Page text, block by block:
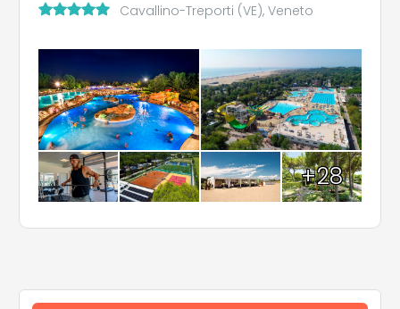
Cavallino-Treporti (VE), Veneto
+28